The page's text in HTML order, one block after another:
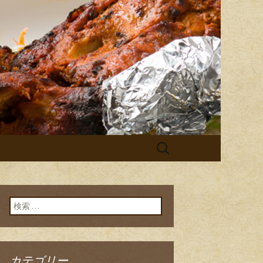
シシリから
チル＆シシリ」。普段のお食
ーンでご利用ください。イベン
検
検索: